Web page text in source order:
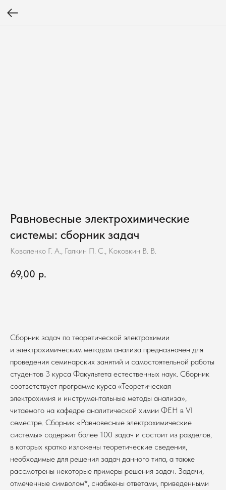
Равновесные электрохимические
системы: сборник задач
Коваленко Г. А., Галкин П. С., Коковкин В. В.
69,00 р.
Сборник задач по теоретической электрохимии
и электрохимическим методам анализа предназначен для
проведения семинарских занятий и самостоятельной работы
студентов 3 курса Факультета естественных наук. Сборник
соответствует программе курса «Теоретическая
электрохимия и инструментальные методы анализа»,
читаемого на кафедре аналитической химии ФЕН в VI
семестре. Сборник «Равновесные электрохимические
системы» содержит более 100 задач и состоит из разделов,
в которых кратко изложены теоретические сведения,
необходимые для решения задач данного типа, а также
рассмотрены некоторые примеры решения задач. Задачи,
отмеченные символом*, снабжены ответами, приведенными